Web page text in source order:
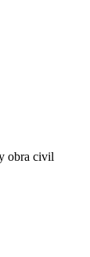
obra civil